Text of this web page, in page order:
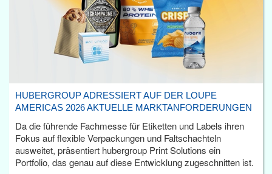
HUBERGROUP ADRESSIERT AUF DER LOUPE
AMERICAS 2026 AKTUELLE MARKTANFORDERUNGEN
Da die führende Fachmesse für Etiketten und Labels ihren
Fokus auf flexible Verpackungen und Faltschachteln
ausweitet, präsentiert hubergroup Print Solutions ein
Portfolio, das genau auf diese Entwicklung zugeschnitten ist.